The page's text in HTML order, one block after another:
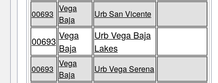
00693
Vega
Baja
Urb San Vicente
00693 Vega
Baja
Urb Vega Baja
Lakes
00693
Vega
Baja
Urb Vega Serena